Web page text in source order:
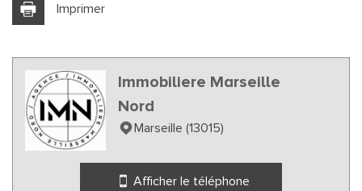
École maternelle
École primaire
statistiques
Imprimer
Immobiliere Marseille
Nord
Marseille (13015)
Afficher le téléphone